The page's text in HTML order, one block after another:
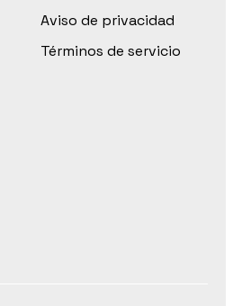
Aviso de privacidad
Términos de servicio